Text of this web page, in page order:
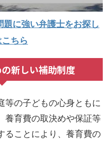
題に強い弁護士をお探し
ちら
新しい補助制度
等の子どもの心身ともに
養育費の取決めや保証等
ることにより、養育費の